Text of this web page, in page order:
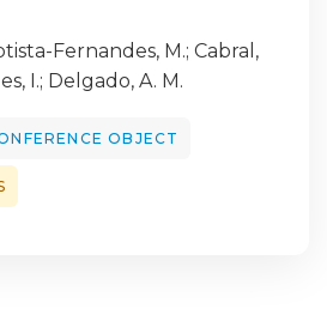
Fernandes, M.; Cabral,
I.; Delgado, A. M.
OBJECT